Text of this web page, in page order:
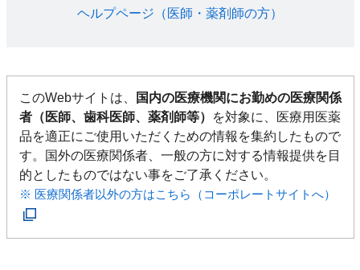
ヘルプページ（医師・薬剤師の方）​
このWebサイトは、
国内の医療機関にお勤めの医療関係
者（医師、歯科医師、薬剤師等）
を対象に、医療用医薬
品を適正にご使用いただくための情報を集約したもので
す。国外の医療関係者、一般の方に対する情報提供を目
的としたものではない事をご了承ください。
※ 医療関係者以外の方はこちら（コーポレートサイトへ）